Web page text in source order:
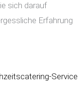
sich darauf
Erfahrung
Service